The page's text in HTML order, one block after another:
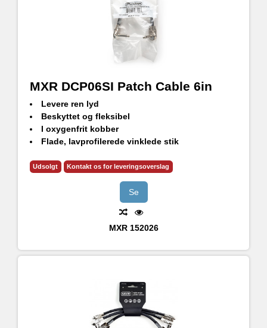
MXR DCP06SI Patch Cable 6in
Levere ren lyd
Beskyttet og fleksibel
I oxygenfrit kobber
Flade, lavprofilerede vinklede stik
Udsolgt Kontakt os for leveringsoverslag
Se
MXR 152026